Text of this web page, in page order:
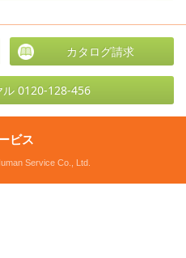
カタログ請求
ル 0120-128-456
ビス
Service Co., Ltd.